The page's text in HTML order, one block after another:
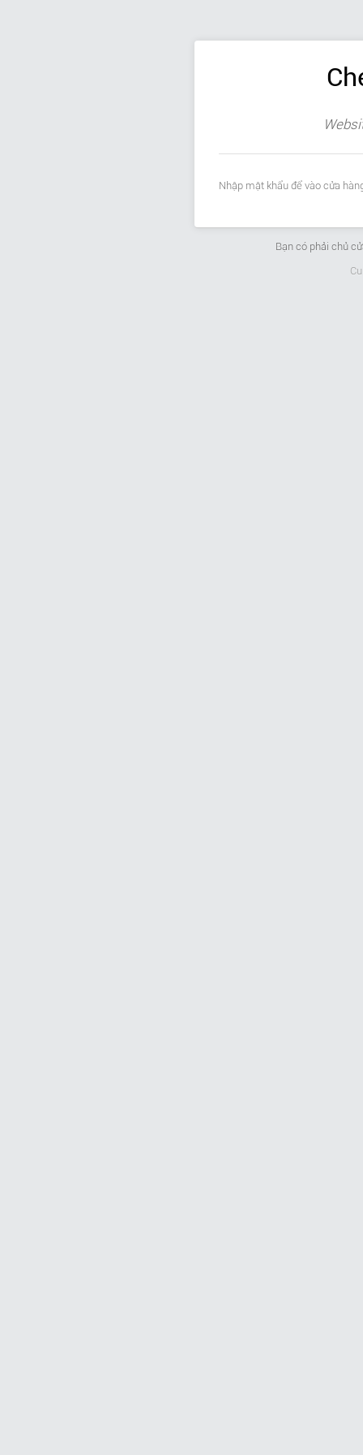
Nhập mật khẩu để vào cửa
Bạn có phải chủ